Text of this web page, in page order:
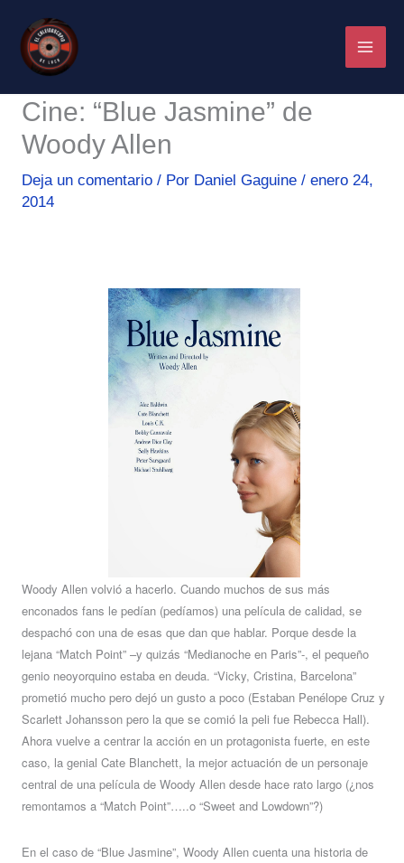
contenido
Cine: “Blue Jasmine” de
Woody Allen
Deja un comentario / Por Daniel Gaguine / enero 24,
2014
Woody Allen volvió a hacerlo. Cuando muchos de sus más
enconados fans le pedían (pedíamos) una película de calidad, se
despachó con una de esas que dan que hablar. Porque desde la
lejana “Match Point” –y quizás “Medianoche en Paris”-, el pequeño
genio neoyorquino estaba en deuda. “Vicky, Cristina, Barcelona”
prometió mucho pero dejó un gusto a poco (Estaban Penélope Cruz y
Scarlett Johansson pero la que se comió la peli fue Rebecca Hall).
Ahora vuelve a centrar la acción en un protagonista fuerte, en este
caso, la genial Cate Blanchett, la mejor actuación de un personaje
central de una película de Woody Allen desde hace rato largo (¿nos
remontamos a “Match Point”…..o “Sweet and Lowdown”?)
En el caso de “Blue Jasmine”, Woody Allen cuenta una historia de